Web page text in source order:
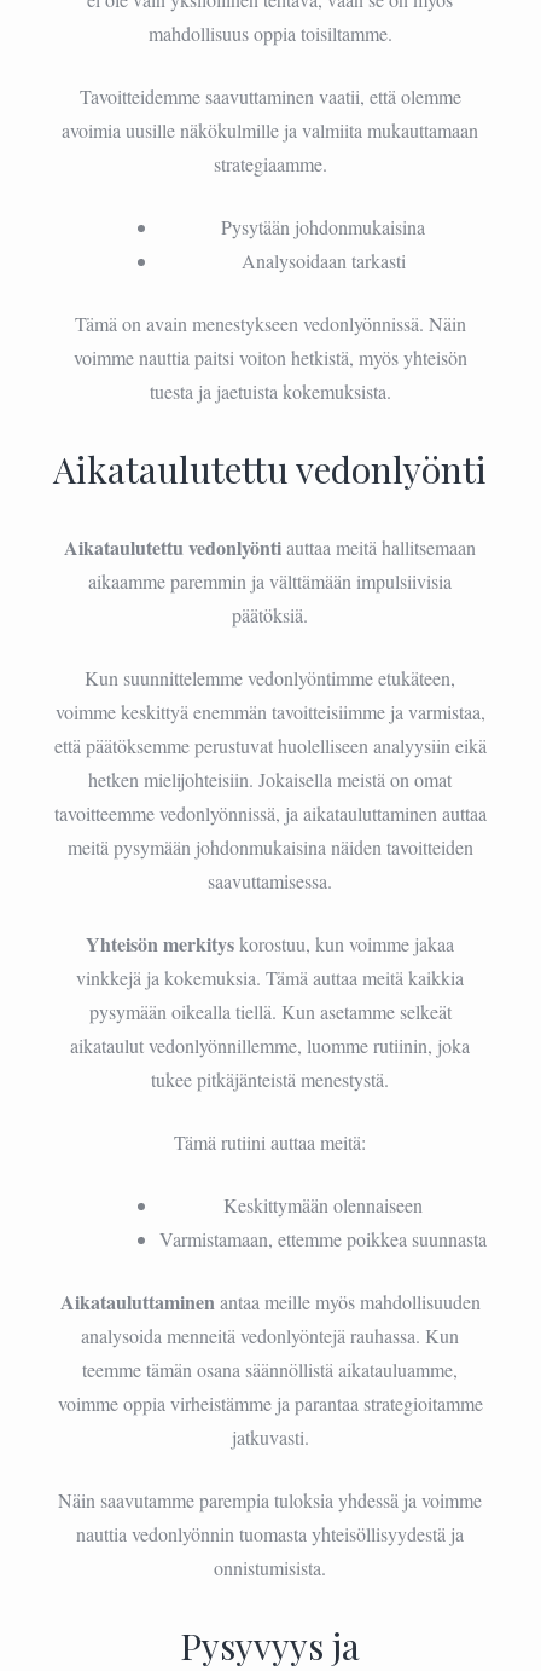
mahdollisuus oppia toisiltamme.
Tavoitteidemme saavuttaminen vaatii, että olemme
avoimia uusille näkökulmille ja valmiita mukauttamaan
strategiaamme.
Pysytään johdonmukaisina
Analysoidaan tarkasti
Tämä on avain menestykseen vedonlyönnissä. Näin
voimme nauttia paitsi voiton hetkistä, myös yhteisön
tuesta ja jaetuista kokemuksista.
Aikataulutettu vedonlyönti
Aikataulutettu vedonlyöntiauttaa meitä hallitsemaan
aikaamme paremmin ja välttämään impulsiivisia
päätöksiä.
Kun suunnittelemme vedonlyöntimme etukäteen,
voimme keskittyä enemmän tavoitteisiimme ja varmistaa,
että päätöksemme perustuvat huolelliseen analyysiin eikä
hetken mielijohteisiin. Jokaisella meistä on omat
tavoitteemme vedonlyönnissä, ja aikatauluttaminen auttaa
meitä pysymään johdonmukaisina näiden tavoitteiden
saavuttamisessa.
Yhteisön merkityskorostuu, kun voimme jakaa
vinkkejä ja kokemuksia. Tämä auttaa meitä kaikkia
pysymään oikealla tiellä. Kun asetamme selkeät
aikataulut vedonlyönnillemme, luomme rutiinin, joka
tukee pitkäjänteistä menestystä.
Tämä rutiini auttaa meitä:
Keskittymään olennaiseen
Varmistamaan, ettemme poikkea suunnasta
Aikatauluttaminenantaa meille myös mahdollisuuden
analysoida menneitä vedonlyöntejä rauhassa. Kun
teemme tämän osana säännöllistä aikatauluamme,
voimme oppia virheistämme ja parantaa strategioitamme
jatkuvasti.
Näin saavutamme parempia tuloksia yhdessä ja voimme
nauttia vedonlyönnin tuomasta yhteisöllisyydestä ja
onnistumisista.
Pysyvyys ja